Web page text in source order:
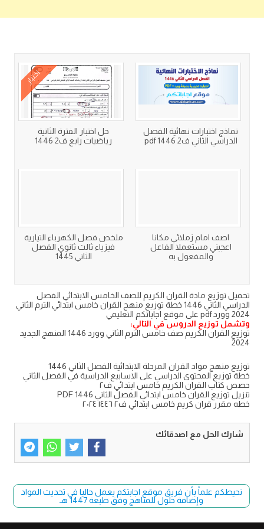
نماذج اختبارات نهائية الفصل
الدراسي الثاني ف2 1446 pdf
اختبار
حل اختبار الفترة الثانية
رياضيات رابع ف2 1446
اصف امام زملائي مكانا
اعجبني مستعملا الفاعل
والمفعول به
ملخص فصل الكهرباء التيارية
فيزياء ثالث ثانوي الفصل
الثاني 1445
تحميل توزيع مادة القران الكريم للصف الخامس الابتدائي الفصل
الدراسي الثاني 1446 خطة توزيع منهج القران خامس ابتدائي الترم الثاني
2024 وورد pdf على موقع اجاباتكم التعليمي
وتشمل توزيع الدروس في التالي:
توزيع القران الكريم صف خامس الترم الثاني وورد 1446 المنهج الجديد
2024
توزيع منهج مواد القران المرحلة الابتدائية الفصل الثاني 1446
خطة توزيع المحتوى الدراسي على الاسابيع الدراسية في الفصل الثاني
حصص كتاب القران الكريم خامس ابتدائي ف٢
تنزيل توزيع القران خامس ابتدائي الفصل الثاني PDF 1446
خطه مقرر قران كريم خامس ابتدائي ف٢ ١٤٤٦ ٢٠٢٤
شارك الحل مع اصدقائك
نحيطكم علماً بأن فريق موقع اجابتكم يعمل حاليا في تحديث المواد
وإضافة حلول للمناهج وفق طبعة 1447 هـ